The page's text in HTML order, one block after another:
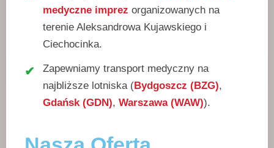
medyczne imprez organizowanych na
terenie Aleksandrowa Kujawskiego i
Ciechocinka.
Zapewniamy transport medyczny na
najbliższe lotniska (Bydgoszcz (BZG),
Gdańsk (GDN), Warszawa (WAW)).